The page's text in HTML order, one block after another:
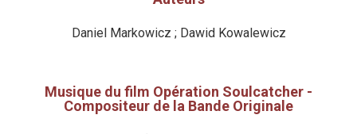
Daniel Markowicz ; Dawid Kowalewicz
Musique du film Opération Soulcatcher -
Compositeur de la Bande Originale